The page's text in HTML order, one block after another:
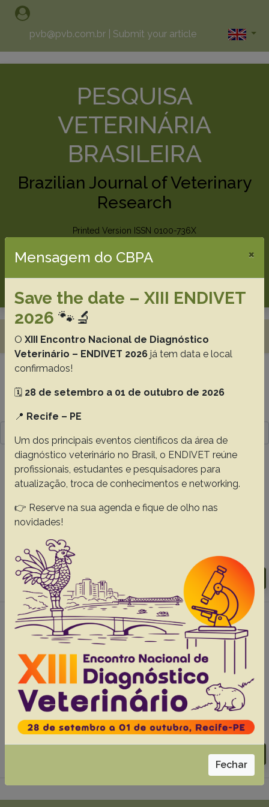
pvb@pvb.com.br Submit your article
PESQUISA
VETERINÁRIA
BRASILEIRA
Brazilian Journal of Veterinary
Research
Printed Version ISSN 0100-736X
Search
Toggle navigation
Resultado da pesquisa (2)
Termo utilizado na pesquisa
#1 -
A simple and fast sampling method
for chemical analyses and densitometry of
bones through rib biopsies in cattle
Malafaia P. Salcedo Y.T.G. Uscategui R.A.R.
Souza V.C.
Costa D.F.A.
Abstracts: English
Go to 37(1), 2017
Download article |
#2 - Major health problems and their
economic impact on beef cattle under two
different feedlot systems in Brazil, 36(9):837-
843
Malafaia P. Granato T.A.L. Costa R.M.
Souza V.C.
Costa D.F.A.
Tokarnia C.H.
Abstracts: English Portuguese
Go to 36(9), 2016
Mensagem do CBPA ×
Save the date – XIII ENDIVET
2026 🐾🔬
O XIII Encontro Nacional de Diagnóstico
Veterinário – ENDIVET 2026 já tem data e local
confirmados!
🗓️ 28 de setembro a 01 de outubro de 2026
📍 Recife – PE
Um dos principais eventos científicos da área de
diagnóstico veterinário no Brasil, o ENDIVET reúne
profissionais, estudantes e pesquisadores para
atualização, troca de conhecimentos e networking.
👉 Reserve na sua agenda e fique de olho nas
novidades!
Fechar